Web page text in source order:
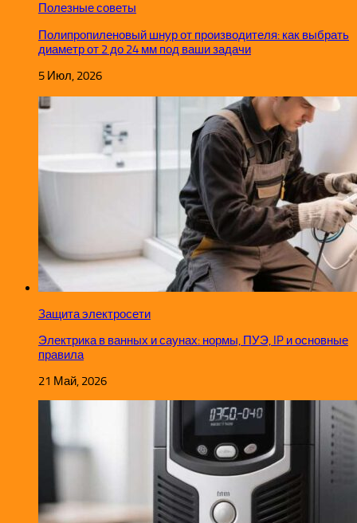
Полезные советы
Полипропиленовый шнур от производителя: как выбрать
диаметр от 2 до 24 мм под ваши задачи
5 Июл, 2026
Защита электросети
Электрика в ванных и саунах: нормы, ПУЭ, IP и основные
правила
21 Май, 2026